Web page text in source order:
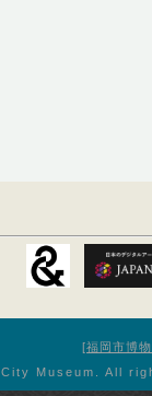
福岡市博
Museum. All